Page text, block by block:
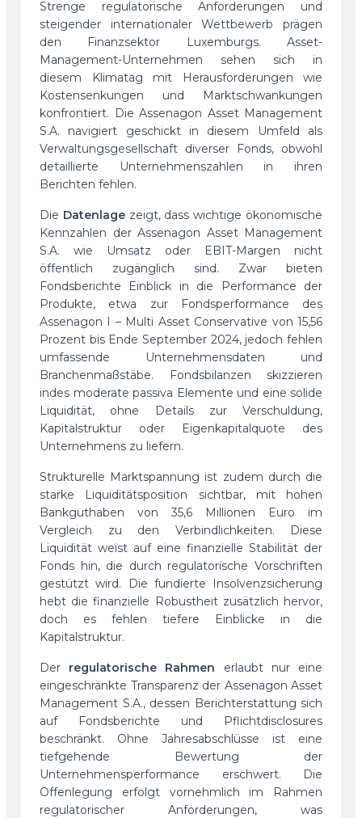
Strenge regulatorische Anforderungen und
steigender internationaler Wettbewerb prägen
den Finanzsektor Luxemburgs. Asset-
Management-Unternehmen sehen sich in
diesem Klimatag mit Herausforderungen wie
Kostensenkungen und Marktschwankungen
konfrontiert. Die Assenagon Asset Management
S.A. navigiert geschickt in diesem Umfeld als
Verwaltungsgesellschaft diverser Fonds, obwohl
detaillierte Unternehmenszahlen in ihren
Berichten fehlen.
Die Datenlagezeigt, dass wichtige ökonomische
Kennzahlen der Assenagon Asset Management
S.A. wie Umsatz oder EBIT-Margen nicht
öffentlich zugänglich sind. Zwar bieten
Fondsberichte Einblick in die Performance der
Produkte, etwa zur Fondsperformance des
Assenagon I – Multi Asset Conservative von 15,56
Prozent bis Ende September 2024, jedoch fehlen
umfassende Unternehmensdaten und
Branchenmaßstäbe. Fondsbilanzen skizzieren
indes moderate passiva Elemente und eine solide
Liquidität, ohne Details zur Verschuldung,
Kapitalstruktur oder Eigenkapitalquote des
Unternehmens zu liefern.
Strukturelle Marktspannung ist zudem durch die
starke Liquiditätsposition sichtbar, mit hohen
Bankguthaben von 35,6 Millionen Euro im
Vergleich zu den Verbindlichkeiten. Diese
Liquidität weist auf eine finanzielle Stabilität der
Fonds hin, die durch regulatorische Vorschriften
gestützt wird. Die fundierte Insolvenzsicherung
hebt die finanzielle Robustheit zusätzlich hervor,
doch es fehlen tiefere Einblicke in die
Kapitalstruktur.
Der regulatorische Rahmen erlaubt nur eine
eingeschränkte Transparenz der Assenagon Asset
Management S.A., dessen Berichterstattung sich
auf Fondsberichte und Pflichtdisclosures
beschränkt. Ohne Jahresabschlüsse ist eine
tiefgehende Bewertung der
Unternehmensperformance erschwert. Die
Offenlegung erfolgt vornehmlich im Rahmen
regulatorischer Anforderungen, was